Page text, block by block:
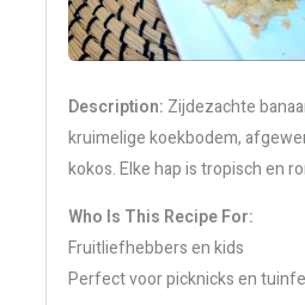
Description: Zijdezachte
kruimelige koekbodem,
kokos. Elke hap is tropisch en
Who Is This Recipe For:
Fruitliefhebbers en kids
Perfect voor picknicks en